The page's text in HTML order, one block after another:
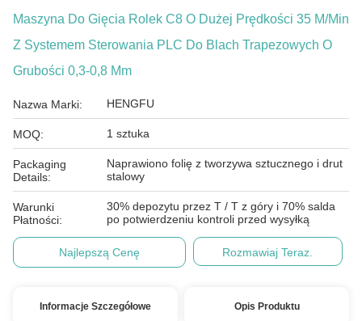
Maszyna Do Gięcia Rolek C8 O Dużej Prędkości 35 M/min
Z Systemem Sterowania PLC Do Blach Trapezowych O
Grubości 0,3-0,8 Mm
Nazwa Marki: HENGFU
MOQ: 1 sztuka
Packaging
Details:
Naprawiono folię z tworzywa sztucznego i drut
stalowy
Warunki
Płatności:
30% depozytu przez T / T z góry i 70% salda
po potwierdzeniu kontroli przed wysyłką
Najlepszą Cenę Rozmawiaj Teraz.
Informacje Szczegółowe Opis Produktu